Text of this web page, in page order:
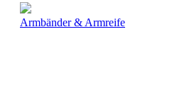
Armbänder & Armreife